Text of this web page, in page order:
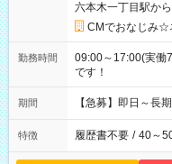
六本木一丁目駅か
CMでおなじみ☆
勤務時間
09:00～17:00(実
です！
期間 【急募】即日～長
特徴 履歴書不要 / 40～